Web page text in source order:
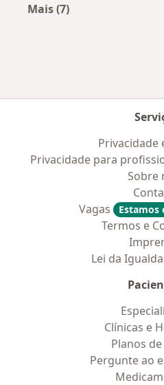
Mais (7)
Privacidade
Privacidade para
Sobre
Vagas
Estamos
Termos e
Lei da
Clínicas e
Planos
Pergunte ao